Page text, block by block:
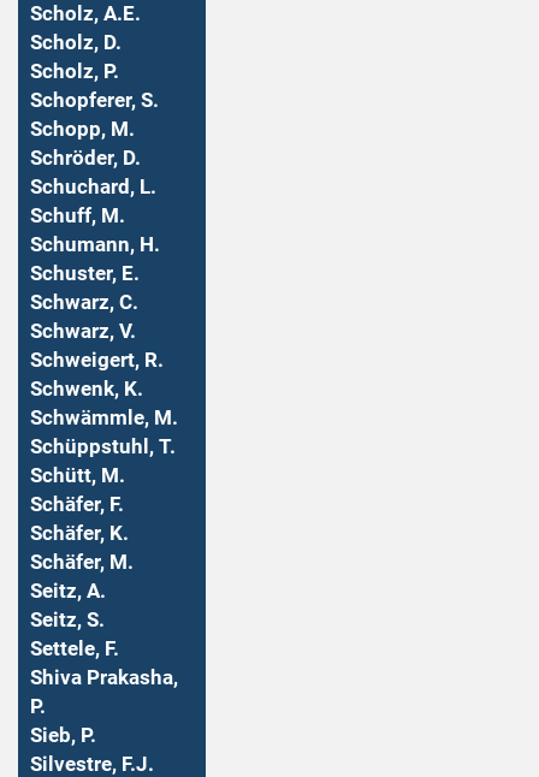
Scholz, A.E.
Scholz, D.
Scholz, P.
Schopferer, S.
Schopp, M.
Schröder, D.
Schuchard, L.
Schuff, M.
Schumann, H.
Schuster, E.
Schwarz, C.
Schwarz, V.
Schweigert, R.
Schwenk, K.
Schwämmle, M.
Schüppstuhl, T.
Schütt, M.
Schäfer, F.
Schäfer, K.
Schäfer, M.
Seitz, A.
Seitz, S.
Settele, F.
Shiva Prakasha,
P.
Sieb, P.
Silvestre, F.J.